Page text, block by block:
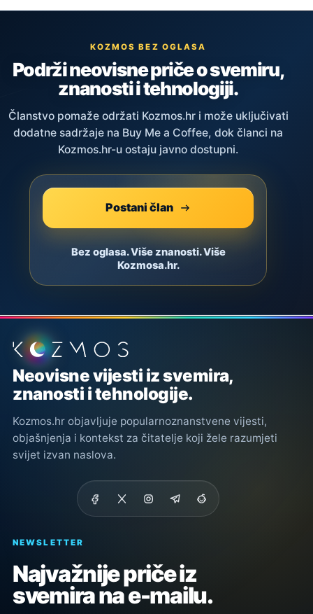
KOZMOS BEZ OGLASA
Podrži neovisne priče o svemiru,
znanosti i tehnologiji.
Članstvo pomaže održati Kozmos.hr i može uključivati
dodatne sadržaje na Buy Me a Coffee, dok članci na
Kozmos.hr-u ostaju javno dostupni.
Postani član
Bez oglasa. Više znanosti. Više
Kozmosa.hr.
Podnožje stranice
Neovisne vijesti iz svemira,
znanosti i tehnologije.
Kozmos.hr objavljuje popularnoznanstvene vijesti,
objašnjenja i kontekst za čitatelje koji žele razumjeti
svijet izvan naslova.
NEWSLETTER
Najvažnije priče iz
svemira na e-mailu.